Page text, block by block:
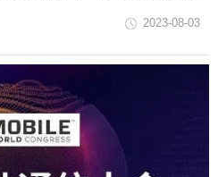
东京有明国际展览中心西馆&南馆
球展商向往的交流胜地，成为吸引
代技术的商机。
2023-08-03